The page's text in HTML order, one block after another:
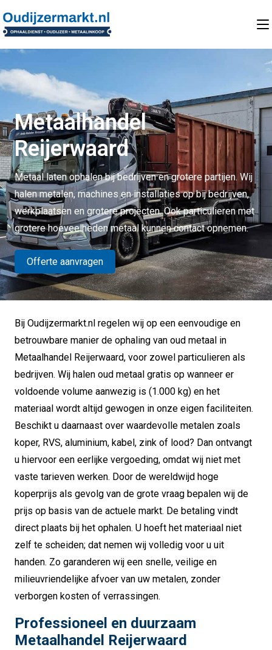
Metaalhandel
Reijerwaard
Metaal laten ophalen bij bedrijven en grotere partijen. Wij
halen metalen, machines en installaties op bij bedrijven,
werkplaatsen en grotere projecten. Ook particulieren met
grotere hoeveelheden metaal kunnen contact opnemen.
Offerte aanvragen
Bij Oudijzermarkt.nl regelen wij op een eenvoudige en
betrouwbare manier de ophaling van oud metaal in
Metaalhandel Reijerwaard, voor zowel particulieren als
bedrijven. Wij halen oud metaal gratis op wanneer er
voldoende volume aanwezig is (1.000 kg) en het
materiaal wordt altijd gewogen in onze eigen faciliteiten.
Beschikt u daarnaast over waardevolle metalen zoals
koper, RVS, aluminium, kabel, zink of lood? Dan ontvangt
u hiervoor een eerlijke vergoeding, omdat wij niet met
vaste tarieven werken. Door de wereldwijd hoge
koperprijs als gevolg van de grote vraag bepalen wij de
prijs op basis van de actuele markt. De betaling vindt
direct plaats bij het ophalen. U hoeft het materiaal niet
zelf te scheiden; dat nemen wij volledig voor u uit
handen. Zo garanderen wij een snelle, veilige en
milieuvriendelijke afvoer van uw metalen, zonder
verborgen kosten of verrassingen.
Professioneel en duurzaam
Metaalhandel Reijerwaard